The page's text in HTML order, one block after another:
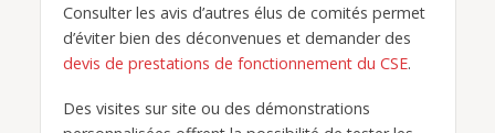
Consulter les avis d’autres élus de comités permet
d’éviter bien des déconvenues et demander des
devis de prestations de fonctionnement du CSE.
Des visites sur site ou des démonstrations